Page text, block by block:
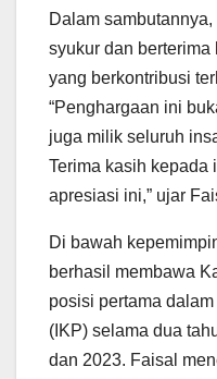
Dalam
syukur dan
yang berkontribusi
“Penghargaan ini
juga milik seluruh
Terima kasih kepada
apresiasi ini,” ujar
Di bawah
berhasil membawa
posisi pertama
(IKP) selama dua
dan 2023. Faisal